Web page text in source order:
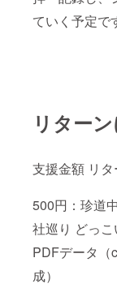
ていく予定で
リター
支援金額 リ
500円：珍道
社巡り どっ
PDFデータ（
成）